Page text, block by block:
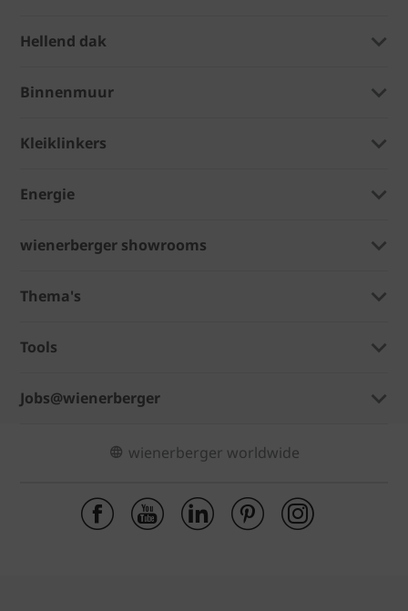
Hellend dak
Binnenmuur
Kleiklinkers
Energie
wienerberger showrooms
Thema's
Tools
Jobs@wienerberger
wienerberger worldwide